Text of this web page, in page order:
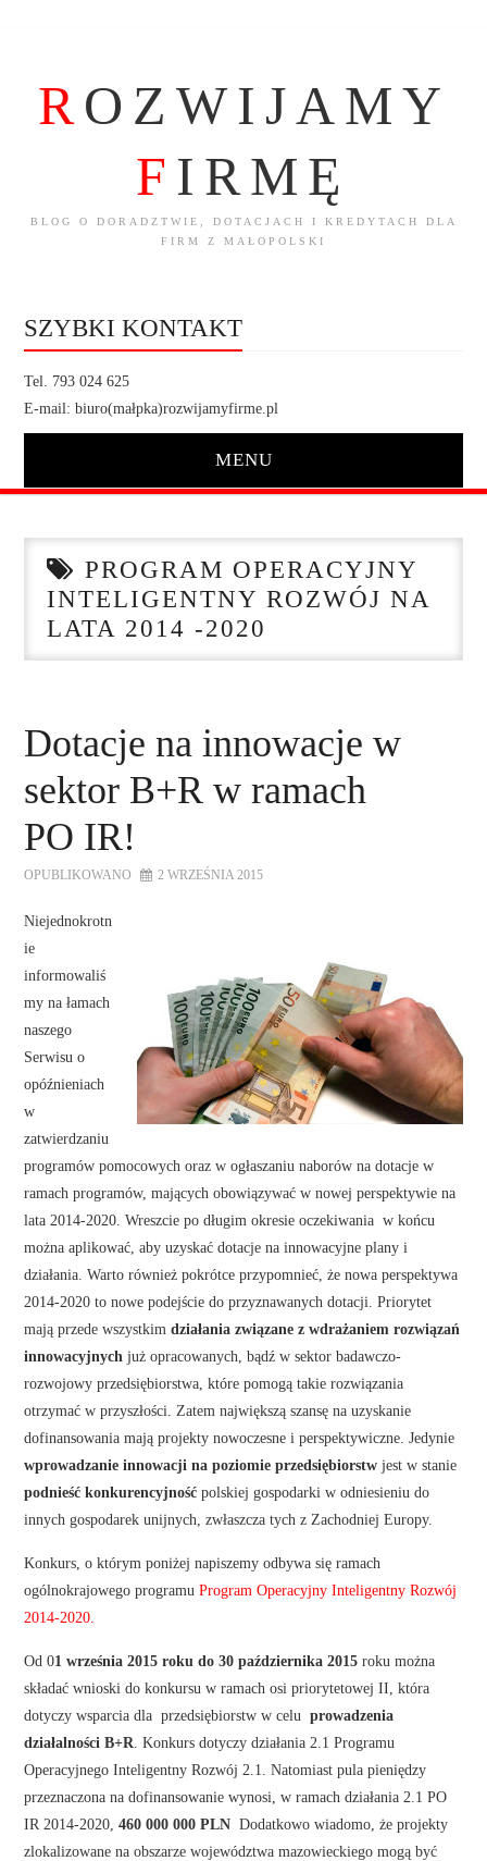
ROZWIJAMY
F IRMĘ
BLOG O DORADZTWIE, DOTACJACH I KREDYTACH DLA
FIRM Z MAŁOPOLSKI
SZYBKI KONTAKT
Tel. 793 024 625
E-mail: biuro(małpka)rozwijamyfirme.pl
MENU
O NAS
OFERTA DLA FIRM
ZADAJ PYTANIE
KONTAKT
PROGRAM OPERACYJNY
INTELIGENTNY ROZWÓJ NA
LATA 2014 -2020
Dotacje na innowacje w
sektor B+R w ramach
PO IR!
OPUBLIKOWANO 2 WRZEŚNIA 2015
Niejednokrotn
ie
informowaliś
my na łamach
naszego
Serwisu o
opóźnieniach
w
zatwierdzaniu
programów pomocowych oraz w ogłaszaniu naborów na dotacje w
ramach programów, mających obowiązywać w nowej perspektywie na
lata 2014-2020. Wreszcie po długim okresie oczekiwania w końcu
można aplikować, aby uzyskać dotacje na innowacyjne plany i
działania. Warto również pokrótce przypomnieć, że nowa perspektywa
2014-2020 to nowe podejście do przyznawanych dotacji. Priorytet
mają przede wszystkimdziałania związane z wdrażaniem rozwiązań
innowacyjnych już opracowanych, bądź w sektor badawczo-
rozwojowy przedsiębiorstwa, które pomogą takie rozwiązania
otrzymać w przyszłości. Zatem największą szansę na uzyskanie
dofinansowania mają projekty nowoczesne i perspektywiczne. Jedynie
wprowadzanie innowacji na poziomie przedsiębiorstw jest w stanie
podnieść konkurencyjność polskiej gospodarki w odniesieniu do
innych gospodarek unijnych, zwłaszcza tych z Zachodniej Europy.
Konkurs, o którym poniżej napiszemy odbywa się ramach
ogólnokrajowego programuProgram Operacyjny Inteligentny Rozwój
2014-2020.
Od 01 września 2015 roku do 30 października 2015 roku można
składać wnioski do konkursu w ramach osi priorytetowej II, która
dotyczy wsparcia dla przedsiębiorstw w celuprowadzenia
działalności B+R . Konkurs dotyczy działania 2.1 Programu
Operacyjnego Inteligentny Rozwój 2.1. Natomiast pula pieniędzy
przeznaczona na dofinansowanie wynosi, w ramach działania 2.1 PO
IR 2014-2020,460 000 000 PLN Dodatkowo wiadomo, że projekty
zlokalizowane na obszarze województwa mazowieckiego mogą być